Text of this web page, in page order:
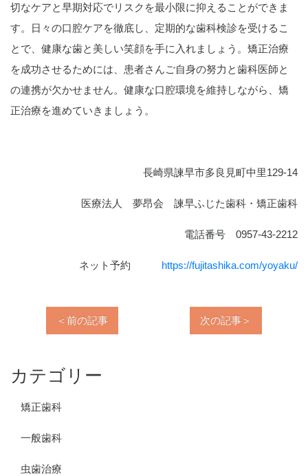
切なケアと早期対応でリスクを最小限に抑えることができま
す。日々の口腔ケアを徹底し、定期的な歯科検診を受けるこ
とで、健康な歯と美しい笑顔を手に入れましょう。矯正治療
を成功させるためには、患者さんご自身の努力と歯科医師と
の連携が欠かせません。健康な口腔環境を維持しながら、矯
正治療を進めていきましょう。
長崎県諫早市多良見町中里129-14
医療法人 夢昂会 諫早ふじた歯科・矯正歯科
電話番号 0957-43-2212
ネット予約 https://fujitashika.com/yoyaku/
＜前の記事 次の記事＞
カテゴリー
矯正歯科
一般歯科
虫歯治療